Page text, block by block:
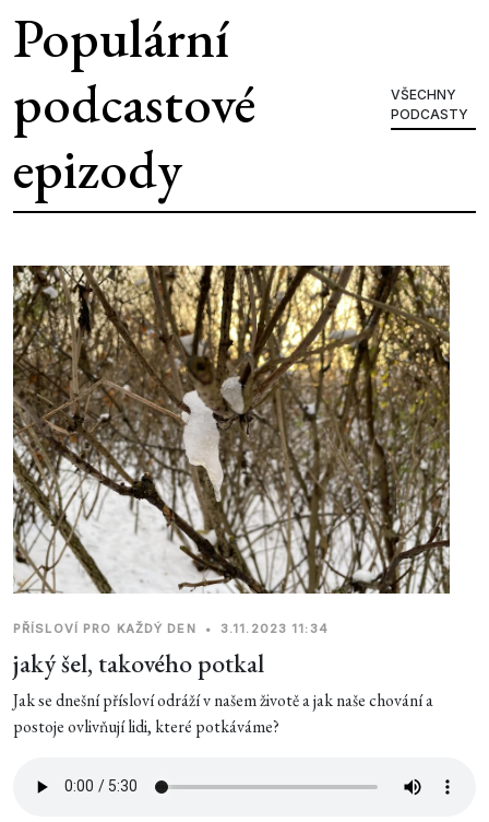
Populární
podcastové
epizody
VŠECHNY
PODCASTY
PŘÍSLOVÍ PRO KAŽDÝ DEN • 3.11.2023 11:34
jaký šel, takového potkal
Jak se dnešní přísloví odráží v našem životě a jak naše chování a
postoje ovlivňují lidi, které potkáváme?